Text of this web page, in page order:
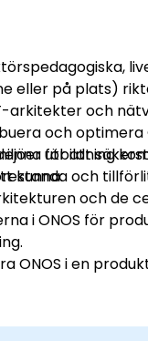
eller på plats)
arkitekter och
och optimera
för att
och
utbildning
kunna:
och de
i ONOS för
ONOS i en
kluster,
i ONOS.